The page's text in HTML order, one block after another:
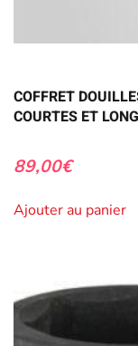
COFFRET
COURTES ET
89,00€
Ajouter au panier